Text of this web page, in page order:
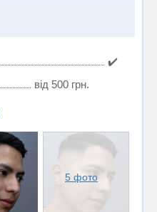
✔️
від 500 грн.
5 фото